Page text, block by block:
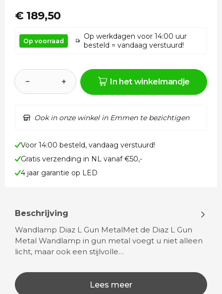
€ 189,50
Op voorraad
Op werkdagen voor 14:00 uur
besteld = vandaag verstuurd!
− + In het winkelmandje
Ook in onze winkel in Emmen te bezichtigen
Voor 14:00 besteld, vandaag verstuurd!
Gratis verzending in NL vanaf €50,-
4 jaar garantie op LED
Beschrijving
Wandlamp Diaz L Gun MetalMet de Diaz L Gun
Metal Wandlamp in gun metal voegt u niet alleen
licht, maar ook een stijlvolle…
Lees meer